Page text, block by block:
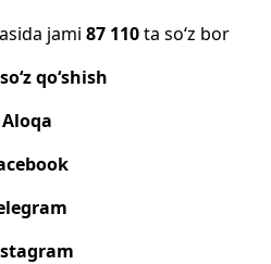
jami 87 110ta so‘z bor
qo‘shish
Aloqa